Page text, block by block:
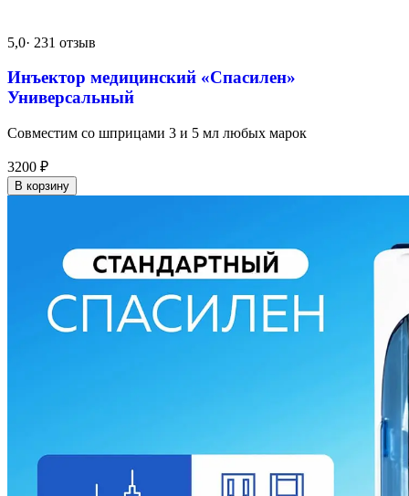
5,0· 231 отзыв
Инъектор медицинский «Спасилен»
Универсальный
Совместим со шприцами 3 и 5 мл любых марок
3200 ₽
В корзину